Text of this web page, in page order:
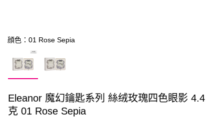
顔色：01 Rose Sepia
Eleanor 魔幻鑰匙系列 絲绒玫瑰四色眼影 4.4
克 01 Rose Sepia